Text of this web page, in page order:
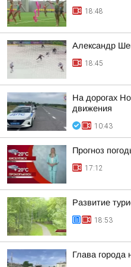
18:48
Александр
18:45
На дорогах
движения
10:43
Прогноз
17:12
Развитие
18:53
Глава города